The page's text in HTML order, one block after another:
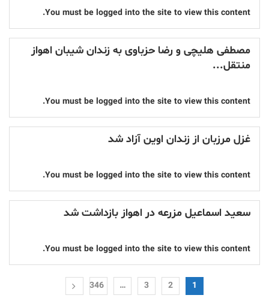
You must be logged into the site to view this content.
مصطفی هلیچی و رضا حزباوی به زندان شیبان اهواز
منتقل...
You must be logged into the site to view this content.
غزل مرزبان از زندان اوین آزاد شد
You must be logged into the site to view this content.
سعید اسماعیل مزرعه در اهواز بازداشت شد
You must be logged into the site to view this content.
1
2
3
…
346